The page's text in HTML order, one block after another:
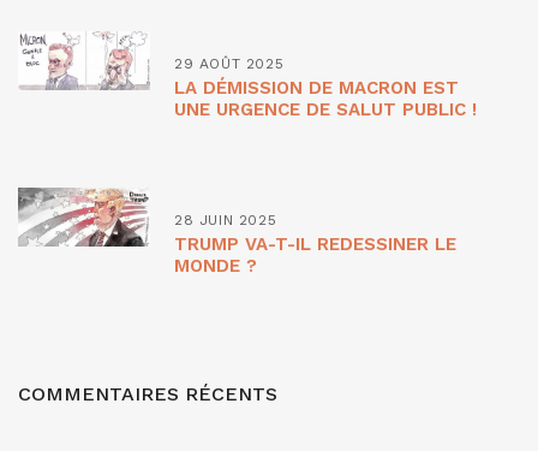
29 AOÛT 2025
LA DÉMISSION DE MACRON EST
UNE URGENCE DE SALUT PUBLIC !
28 JUIN 2025
TRUMP VA-T-IL REDESSINER LE
MONDE ?
COMMENTAIRES RÉCENTS